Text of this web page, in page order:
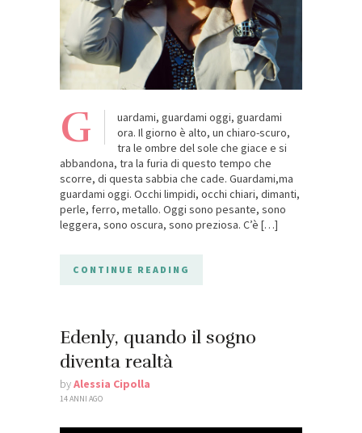
G
uardami, guardami oggi, guardami
ora. Il giorno è alto, un chiaro-scuro,
tra le ombre del sole che giace e si
abbandona, tra la furia di questo tempo che
scorre, di questa sabbia che cade. Guardami,ma
guardami oggi. Occhi limpidi, occhi chiari, dimanti,
perle, ferro, metallo. Oggi sono pesante, sono
leggera, sono oscura, sono preziosa. C’è […]
CONTINUE READING
Edenly, quando il sogno
diventa realtà
byAlessia Cipolla
14 ANNI AGO